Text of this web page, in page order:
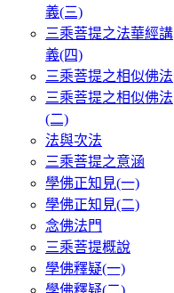
義(三)
三乘菩提之法華經講
義(四)
三乘菩提之相似佛法
三乘菩提之相似佛法
(二)
法與次法
三乘菩提之意涵
學佛正知見(一)
學佛正知見(二)
念佛法門
三乘菩提概說
學佛釋疑(一)
學佛釋疑(二)